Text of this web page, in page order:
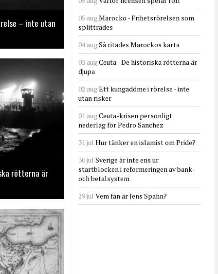
– inte utan
rötterna är
05 augMarocko - Frihetsrörelsen som
splittrades
04 augSå ritades Marockos karta
03 augCeuta - De historiska rötterna är
djupa
02 augEtt kungadöme i rörelse - inte
utan risker
01 augCeuta-krisen personligt
nederlag för Pedro Sanchez
31 jul Hur tänker en islamist om Pride?
30 jul Sverige är inte ens ur
startblocken i reformeringen av bank-
och betalsystem
29 jul Vem fan är Jens Spahn?